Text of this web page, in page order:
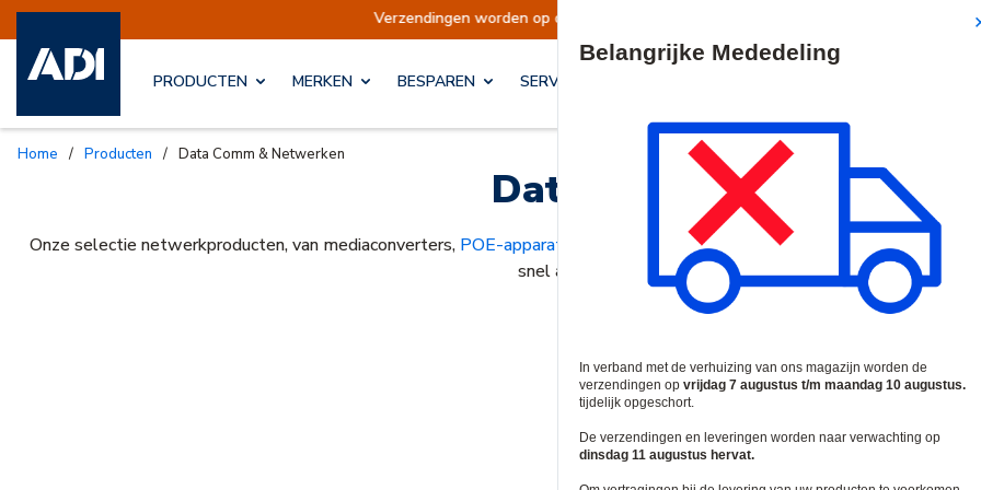
opgeschort Verzendingen worden op dinsdag 11 augustus hervat. Mededeling
PRODUCTEN MERKEN BESPAREN SERVICES & OPLOSSINGEN
Home / Producten / Data Comm & Netwerken
Data Comm & Netwerken
Onze selectie netwerkproducten, van mediaconverters, POE-apparaten draadloze toegangspunten routers, switches &
snel aan de behoeften van onze klanten kunnen voldoen.